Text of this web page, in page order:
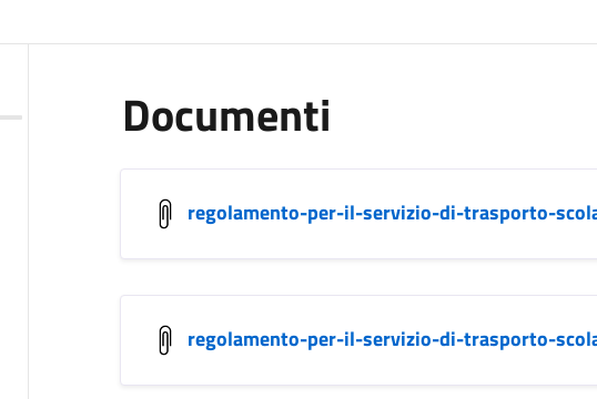
Documenti
regolamento-per-il-servizio-di-trasporto-
regolamento-per-il-servizio-di-trasporto-